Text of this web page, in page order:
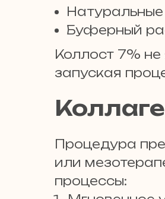
Буферный
Коллост 7%
запуская
Процедура
или
процессы: